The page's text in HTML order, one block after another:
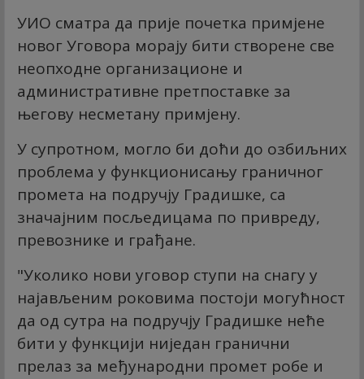
УИО сматра да прије почетка примјене
новог Уговора морају бити створене све
неопходне организационе и
административне претпоставке за
његову несметану примјену.
У супротном, могло би доћи до озбиљних
проблема у функционисању граничног
промета на подручју Градишке, са
значајним посљедицама по привреду,
превознике и грађане.
"Уколико нови уговор ступи на снагу у
најављеним роковима постоји могућност
да од сутра на подручју Градишке неће
бити у функцији ниједан гранични
прелаз за међународни промет робе и